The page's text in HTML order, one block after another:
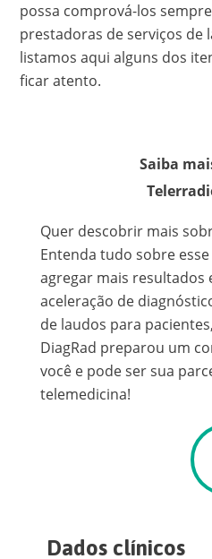
possa comprová-los
prestadoras de serviços de
listamos aqui alguns dos
ficar atento.
Saiba
Quer descobrir mais
Entenda tudo sobre
agregar mais resultados
aceleração de
de laudos para
DiagRad preparou um
você e pode ser sua
telemedicina!
Dados clínicos